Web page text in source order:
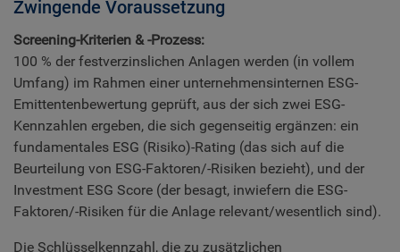
Zwingende Voraussetzung
Screening-Kriterien & -Prozess:
100 % der festverzinslichen Anlagen werden (in vollem
Umfang) im Rahmen einer unternehmensinternen ESG-
Emittentenbewertung geprüft, aus der sich zwei ESG-
Kennzahlen ergeben, die sich gegenseitig ergänzen: ein
fundamentales ESG (Risiko)-Rating (das sich auf die
Beurteilung von ESG-Faktoren/-Risiken bezieht), und der
Investment ESG Score (der besagt, inwiefern die ESG-
Faktoren/-Risiken für die Anlage relevant/wesentlich sind).
Die Schlüsselkennzahl, die zu zusätzlichen